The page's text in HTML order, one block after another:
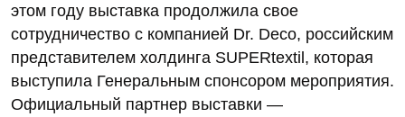
этом году выставка продолжила свое
сотрудничество с компанией Dr. Deco, российским
представителем холдинга SUPERtextil, которая
выступила Генеральным спонсором мероприятия.
Официальный партнер выставки —